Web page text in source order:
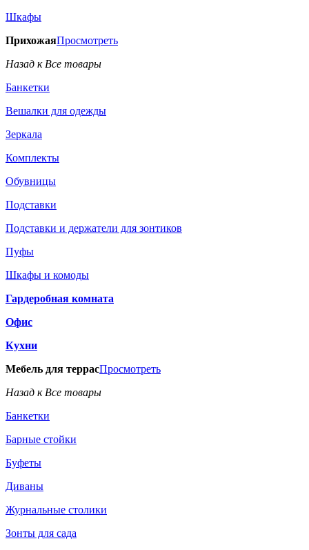
Шкафы
ПрихожаяПросмотреть
Назад к Все товары
Банкетки
Вешалки для одежды
Зеркала
Комплекты
Обувницы
Подставки
Подставки и держатели для зонтиков
Пуфы
Шкафы и комоды
Гардеробная комната
Офис
Кухни
Мебель для террасПросмотреть
Назад к Все товары
Банкетки
Барные стойки
Буфеты
Диваны
Журнальные столики
Зонты для сада